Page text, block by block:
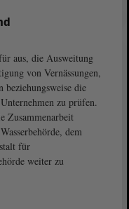
aus, die Ausweitung
von Vernässungen,
beziehungsweise die
zu prüfen.
Zusammenarbeit
dem
für
weiter zu